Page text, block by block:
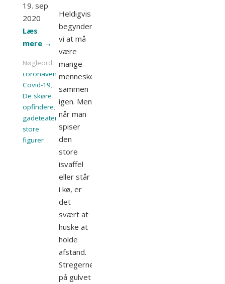
19. sep
2020
Læs
mere →
Nøgleord:
coronavenlig,
Covid-19,
De skøre
opfindere,
gadeteater ,
store
figurer
Heldigvis
begynder
vi at må
være
mange
mennesker
sammen
igen. Men
når man
spiser
den
store
isvaffel
eller står
i kø, er
det
svært at
huske at
holde
afstand.
Stregerne
på gulvet